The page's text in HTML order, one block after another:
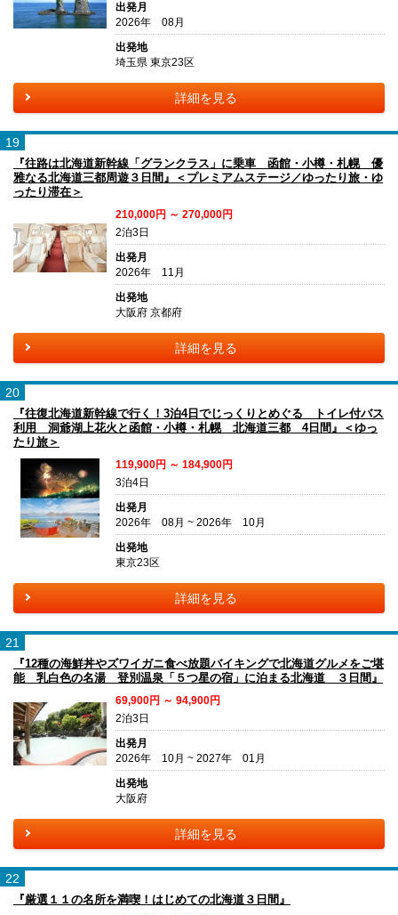
出発月
2026年 08月
出発地
埼玉県 東京23区
詳細を見る
19
『往路は北海道新幹線「グランクラス」に乗車 函館・小樽・札幌 優
雅なる北海道三都周遊３日間』＜プレミアムステージ／ゆったり旅・ゆ
ったり滞在＞
210,000円 ～ 270,000円
2泊3日
出発月
2026年 11月
出発地
大阪府 京都府
詳細を見る
20
『往復北海道新幹線で行く！3泊4日でじっくりとめぐる トイレ付バス
利用 洞爺湖上花火と函館・小樽・札幌 北海道三都 4日間』＜ゆっ
たり旅＞
119,900円 ～ 184,900円
3泊4日
出発月
2026年 08月 ~ 2026年 10月
出発地
東京23区
詳細を見る
21
『12種の海鮮丼やズワイガニ食べ放題バイキングで北海道グルメをご堪
能 乳白色の名湯 登別温泉「５つ星の宿」に泊まる北海道 ３日間』
69,900円 ～ 94,900円
2泊3日
出発月
2026年 10月 ~ 2027年 01月
出発地
大阪府
詳細を見る
22
『厳選１１の名所を満喫！はじめての北海道３日間』